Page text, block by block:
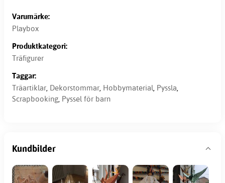
Varumärke:
Playbox
Produktkategori:
Träfigurer
Taggar:
Träartiklar Dekorstommar Hobbymaterial Pyssla
Scrapbooking Pyssel för barn
Kundbilder